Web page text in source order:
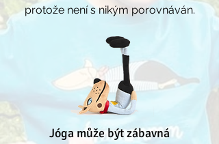
protože není s nikým porovnáván.
​Jóga může být zábavná